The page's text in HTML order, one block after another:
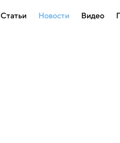
Статьи Новости Видео